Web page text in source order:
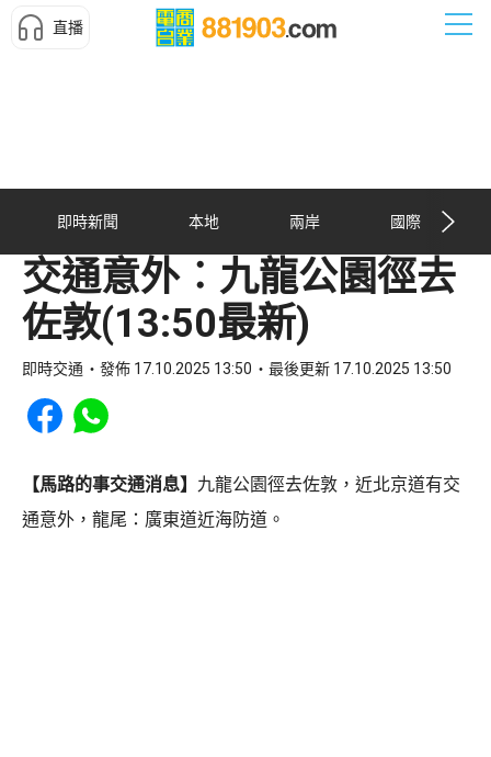
直播
即時新聞 本地 兩岸 國際
交通意外︰九龍公園徑去
佐敦(13:50最新)
即時交通 發佈 17.10.2025 13:50 最後更新 17.10.2025 13:50
Share to Facebook
Share to WhatsApp
【馬路的事交通消息】 九龍公園徑去佐敦，近北京道有交
通意外，龍尾：廣東道近海防道。